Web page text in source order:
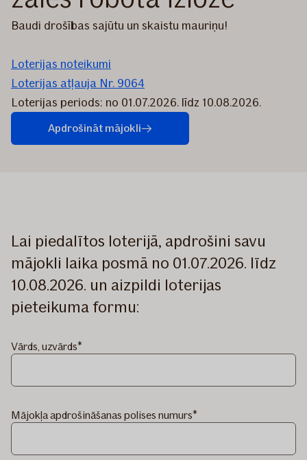
Baudi drošības sajūtu un skaistu mauriņu!
Loterijas noteikumi
Loterijas atļauja Nr. 9064
Loterijas periods: no 01.07.2026. līdz 10.08.2026.
Apdrošināt mājokli
Lai piedalītos loterijā, apdrošini savu
mājokli laika posmā no 01.07.2026. līdz
10.08.2026. un aizpildi loterijas
pieteikuma formu:
Vārds, uzvārds
Mājokļa apdrošināšanas polises numurs